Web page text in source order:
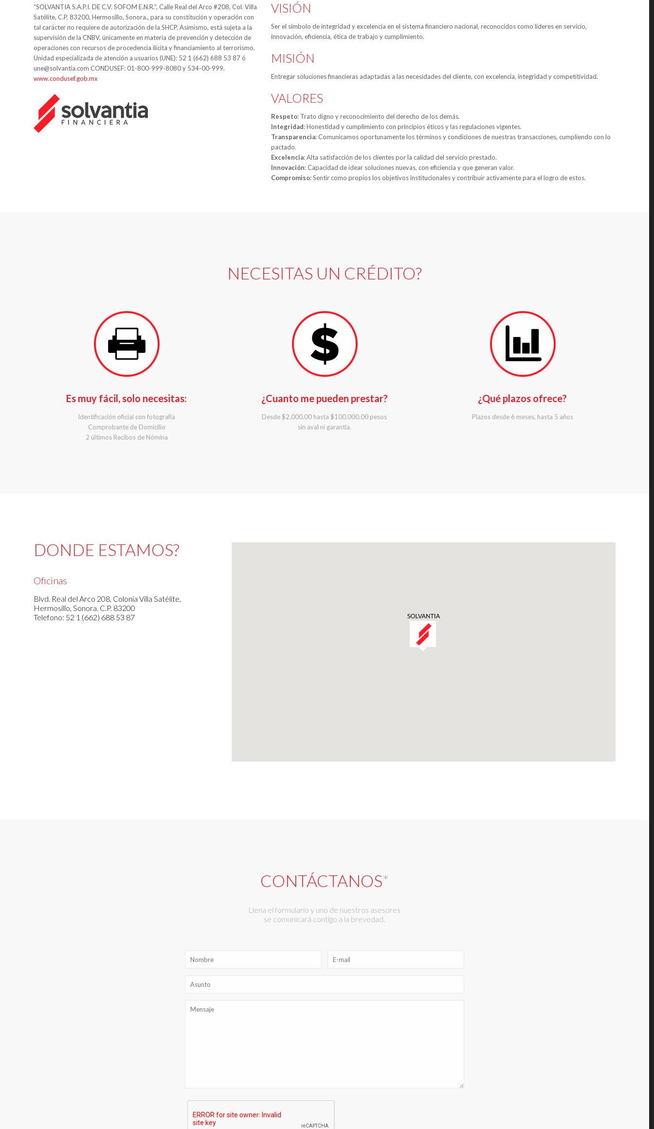
“SOLVANTIA S.A.P.I. DE C.V. SOFOM E.N.R.”, Calle Real del Arco #208, Col. Villa
Satélite, C.P. 83200, Hermosillo, Sonora., para su constitución y operación con
tal carácter no requiere de autorización de la SHCP. Asimismo, está sujeta a la
supervisión de la CNBV, únicamente en materia de prevención y detección de
operaciones con recursos de procedencia ilícita y financiamiento al terrorismo.
Unidad especializada de atención a usuarios (UNE): 52 1 (662) 688 53 87 ó
une@solvantia.com CONDUSEF: 01-800-999-8080 y 534-00-999.
www.condusef.gob.mx
VISIÓN
Ser el símbolo de integridad y excelencia en el sistema financiero nacional, reconocidos como líderes en servicio,
innovación, eficiencia, ética de trabajo y cumplimiento.
MISIÓN
Entregar soluciones financieras adaptadas a las necesidades del cliente, con excelencia, integridad y competitividad.
VALORES
Respeto: Trato digno y reconocimiento del derecho de los demás.
Integridad: Honestidad y cumplimiento con principios éticos y las regulaciones vigentes.
Transparencia: Comunicamos oportunamente los términos y condiciones de nuestras transacciones, cumpliendo con lo
pactado.
Excelencia: Alta satisfacción de los clientes por la calidad del servicio prestado.
Innovación: Capacidad de idear soluciones nuevas, con eficiencia y que generan valor.
Compromiso: Sentir como propios los objetivos institucionales y contribuir activamente para el logro de estos.
NECESITAS UN CRÉDITO?
Es muy fácil, solo necesitas:
Identificación oficial con fotografía
Comprobante de Domicilio
2 últimos Recibos de Nómina
¿Cuanto me pueden prestar?
Desde $2,000.00 hasta $100,000.00 pesos
sin aval ni garantía.
¿Qué plazos ofrece?
Plazos desde 6 meses, hasta 5 años
DONDE ESTAMOS?
Oficinas
Blvd. Real del Arco 208, Colonia Villa Satélite,
Hermosillo, Sonora. C.P. 83200
Telefono: 52 1 (662) 688 53 87
CONTÁCTANOS*
Llena el formulario y uno de nuestros asesores
se comunicará contigo a la brevedad.